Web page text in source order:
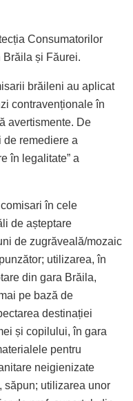
Consumatorilor
și Făurei.
brăileni au aplicat
contravenționale în
avertismente. De
de remediere a
în legalitate” a
în cele
de așteptare
de zugrăveală/mozaic
utilizarea, în
din gara Brăila,
pe bază de
destinației
și copilului, în gara
pentru
neigienizate
săpun; utilizarea unor